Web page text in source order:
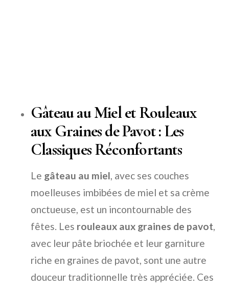
Gâteau au Miel et Rouleaux
aux Graines de Pavot : Les
Classiques Réconfortants
Le gâteau au miel, avec ses couches
moelleuses imbibées de miel et sa crème
onctueuse, est un incontournable des
fêtes. Les rouleaux aux graines de pavot,
avec leur pâte briochée et leur garniture
riche en graines de pavot, sont une autre
douceur traditionnelle très appréciée. Ces